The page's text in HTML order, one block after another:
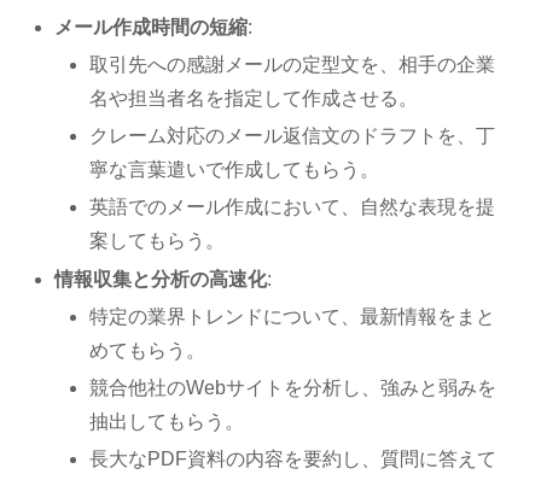
メール作成時間の短縮:
取引先への感謝メールの定型文を、相手の企業
名や担当者名を指定して作成させる。
クレーム対応のメール返信文のドラフトを、丁
寧な言葉遣いで作成してもらう。
英語でのメール作成において、自然な表現を提
案してもらう。
情報収集と分析の高速化:
特定の業界トレンドについて、最新情報をまと
めてもらう。
競合他社のWebサイトを分析し、強みと弱みを
抽出してもらう。
長大なPDF資料の内容を要約し、質問に答えて